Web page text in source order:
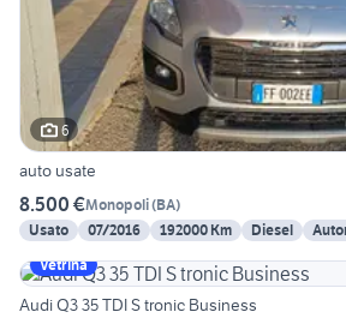
6
auto usate
8.500 €Monopoli(BA)
Usato
07/2016 192000 Km Diesel
Vetrina
Audi Q3 35 TDI S tronic Business